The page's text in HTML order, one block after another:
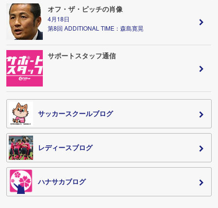
オフ・ザ・ピッチの肖像
4月18日
第8回 ADDITIONAL TIME：森島寛晃
サポートスタッフ通信
サッカースクールブログ
レディースブログ
ハナサカブログ